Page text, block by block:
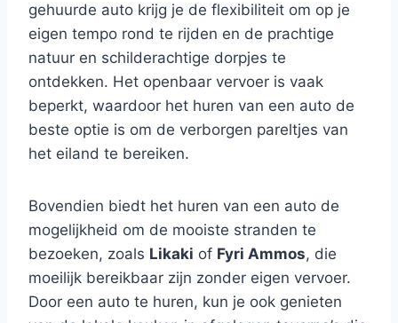
gehuurde auto krijg je de flexibiliteit om op je
eigen tempo rond te rijden en de prachtige
natuur en schilderachtige dorpjes te
ontdekken. Het openbaar vervoer is vaak
beperkt, waardoor het huren van een auto de
beste optie is om de verborgen pareltjes van
het eiland te bereiken.
Bovendien biedt het huren van een auto de
mogelijkheid om de mooiste stranden te
bezoeken, zoals Likaki of Fyri Ammos, die
moeilijk bereikbaar zijn zonder eigen vervoer.
Door een auto te huren, kun je ook genieten